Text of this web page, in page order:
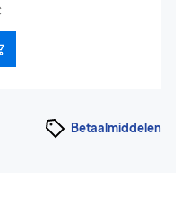
Betaalmiddelen